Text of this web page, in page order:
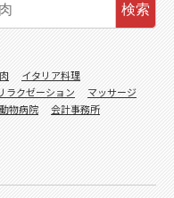
検索
イタリア料理
ラクゼーション
マッサージ
動物病院
会計事務所